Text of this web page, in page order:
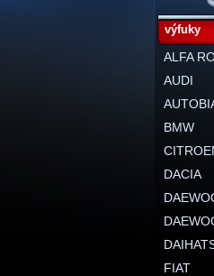
výfuky
ALFA
AUDI
BMW
DACIA
FIAT